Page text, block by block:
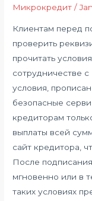
Микрокредит /
Клиентам перед
проверить
прочитать
сотрудничестве
условия,
безопасные
кредиторам
выплаты всей
сайт кредитора,
После
мгновенно или в
таких условиях